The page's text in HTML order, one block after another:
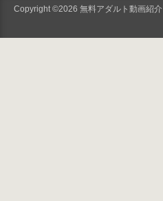
Copyright ©2026 無料アダルト動画紹介